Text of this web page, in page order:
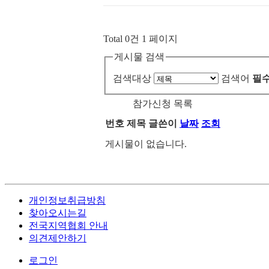
Total 0건 1 페이지
게시물 검색
검색대상 검색어 필
참가신청 목록
번호 제목 글쓴이 날짜 조회
게시물이 없습니다.
개인정보취급방침
찾아오시는길
전국지역협회 안내
의견제안하기
로그인